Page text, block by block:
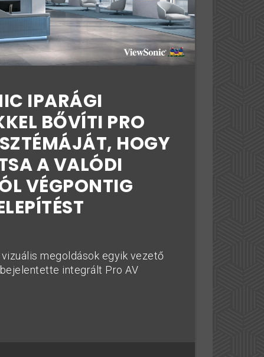
IPARÁGI
BŐVÍTI PRO
HOGY
A VALÓDI
VÉGPONTIG
megoldások egyik vezető
integrált Pro AV